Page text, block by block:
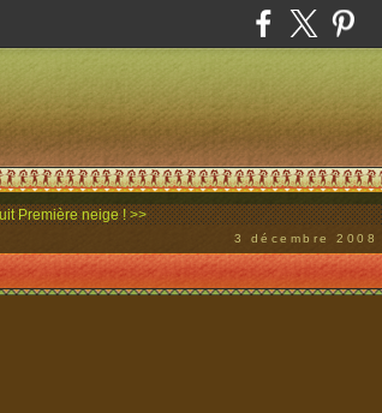
Première neige ! >>
3 décembre 2008